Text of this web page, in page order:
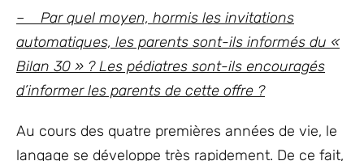
– Par quel moyen, hormis les invitations
automatiques, les parents sont-ils informés du «
Bilan 30 » ? Les pédiatres sont-ils encouragés
d’informer les parents de cette offre ?
Au cours des quatre premières années de vie, le
langage se développe très rapidement. De ce fait,